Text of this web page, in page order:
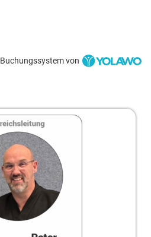
Buchungssystem von